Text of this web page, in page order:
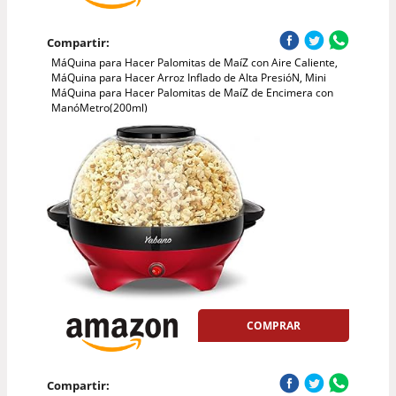
Compartir:
MáQuina para Hacer Palomitas de MaíZ con Aire Caliente,
MáQuina para Hacer Arroz Inflado de Alta PresióN, Mini
MáQuina para Hacer Palomitas de MaíZ de Encimera con
ManóMetro(200ml)
COMPRAR
Compartir: